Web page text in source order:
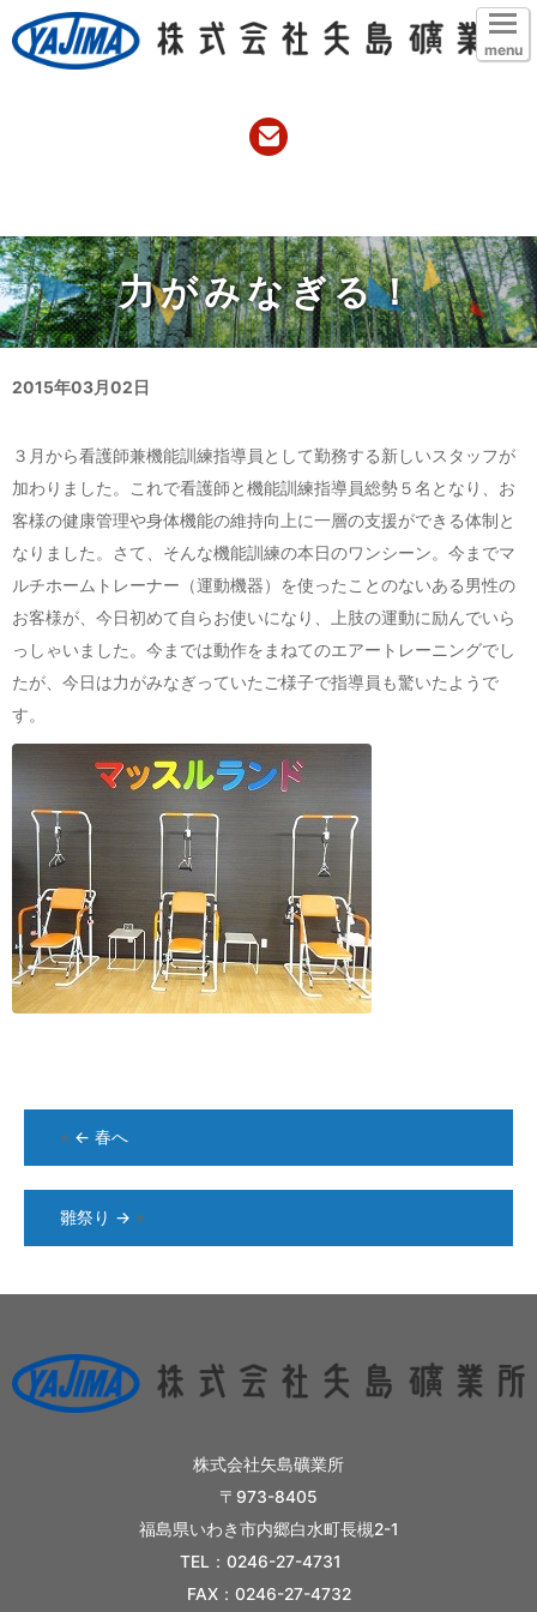
menu
力がみなぎる！
2015年03月02日
３月から看護師兼機能訓練指導員として勤務する新しいスタッフが
加わりました。これで看護師と機能訓練指導員総勢５名となり、お
客様の健康管理や身体機能の維持向上に一層の支援ができる体制と
なりました。さて、そんな機能訓練の本日のワンシーン。今までマ
ルチホームトレーナー（運動機器）を使ったことのないある男性の
お客様が、今日初めて自らお使いになり、上肢の運動に励んでいら
っしゃいました。今までは動作をまねてのエアートレーニングでし
たが、今日は力がみなぎっていたご様子で指導員も驚いたようで
す。
« ← 春へ
雛祭り → »
株式会社矢島礦業所
〒973-8405
福島県いわき市内郷白水町長槻2-1
TEL：0246-27-4731
FAX：0246-27-4732